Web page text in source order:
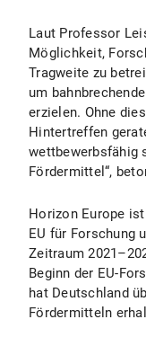
Laut Professor
Möglichkeit,
Tragweite zu
um
erzielen. Ohne
Hintertreffen
wettbewerbsfähig
Fördermittel“,
Horizon Europe
EU für Forschung
Zeitraum
Beginn der EU-
hat Deutschland
Fördermitteln